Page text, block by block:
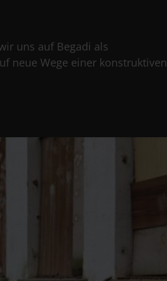
uns auf Begadi als
neue Wege einer konstruktiven